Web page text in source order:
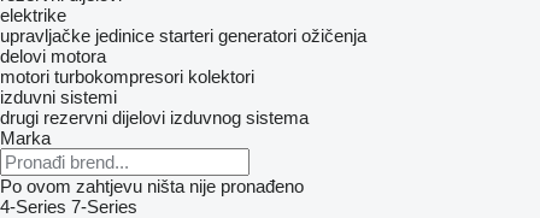
elektrike
upravljačke jedinice starteri generatori ožičenja
delovi motora
motori turbokompresori kolektori
izduvni sistemi
drugi rezervni dijelovi izduvnog sistema
Marka
Po ovom zahtjevu ništa nije pronađeno
4-Series 7-Series